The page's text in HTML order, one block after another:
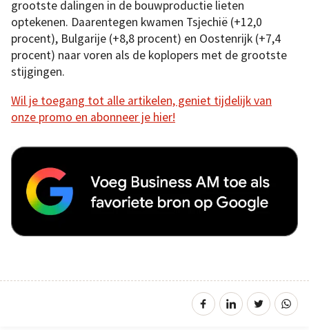
grootste dalingen in de bouwproductie lieten
optekenen. Daarentegen kwamen Tsjechië (+12,0
procent), Bulgarije (+8,8 procent) en Oostenrijk (+7,4
procent) naar voren als de koplopers met de grootste
stijgingen.
Wil je toegang tot alle artikelen, geniet tijdelijk van
onze promo en abonneer je hier!